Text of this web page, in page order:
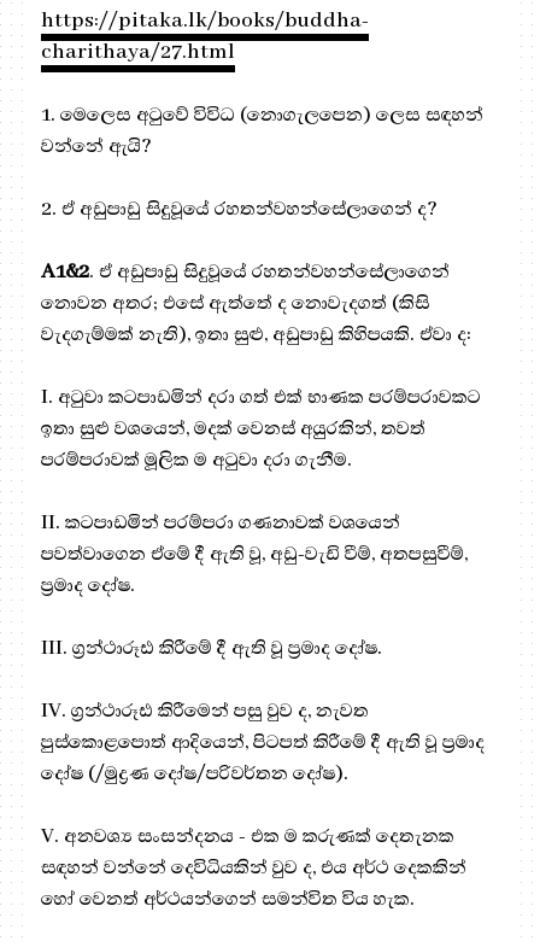
https://pitaka.lk/books/buddha-
charithaya/27.html
1. මෙලෙස අටුවේ විවිධ (නොගැලපෙන) ලෙස සඳහන්
වන්නේ ඇයි?
2. ඒ අඩුපාඩු සිදුවූයේ රහතන්වහන්සේලාගෙන් ද?
A1&2. ඒ අඩුපාඩු සිදුවූයේ රහතන්වහන්සේලාගෙන්
නොවන අතර; එසේ ඇත්තේ ද නොවැදගත් (කිසි
වැදගැම්මක් නැති), ඉතා සුළු, අඩුපාඩු කිහිපයකි. ඒවා ද:
I. අටුවා කටපාඩමින් දරා ගත් එක් භාණක පරම්පරාවකට
ඉතා සුළු වශයෙන්, මදක් වෙනස් අයුරකින්, තවත්
පරම්පරාවක් මූලික ම අටුවා දරා ගැනීම.
II. කටපාඩමින් පරම්පරා ගණනාවක් වශයෙන්
පවත්වාගෙන ඒමේ දී ඇති වූ, අඩු-වැඩි වීම්, අතපසුවීම්,
ප්‍රමාද දෝෂ.
III. ග්‍රන්ථාරූඪ කිරීමේ දී ඇති වූ ප්‍රමාද දෝෂ.
IV. ග්‍රන්ථාරූඪ කිරීමෙන් පසු වුව ද, නැවත
පුස්කොළපොත් ආදියෙන්, පිටපත් කිරීමේ දී ඇති වූ ප්‍රමාද
දෝෂ (/මුද්‍රණ දෝෂ/පරිවර්තන දෝෂ).
V. අනවශ්‍ය සංසන්දනය - එක ම කරුණක් දෙතැනක
සඳහන් වන්නේ දෙවිධියකින් වුව ද, එය අර්ථ දෙකකින්
හෝ වෙනත් අර්ථයන්ගෙන් සමන්විත විය හැක.